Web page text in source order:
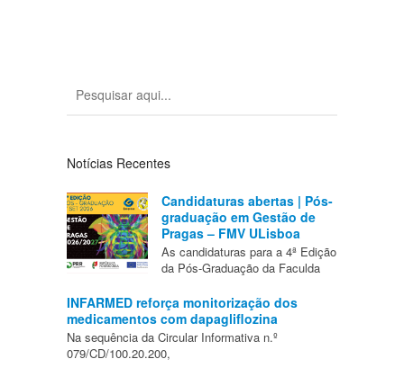
Notícias Recentes
Candidaturas abertas | Pós-
graduação em Gestão de
Pragas – FMV ULisboa
As candidaturas para a 4ª Edição
da Pós-Graduação da Faculda
INFARMED reforça monitorização dos
medicamentos com dapagliflozina
Na sequência da Circular Informativa n.º
079/CD/100.20.200,